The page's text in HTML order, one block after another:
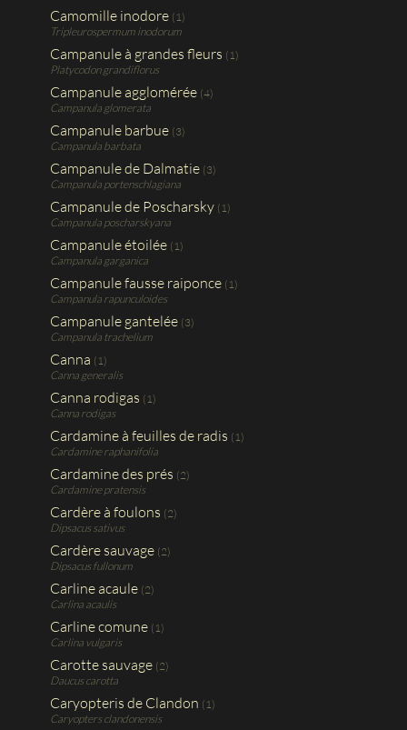
Camomille inodore (1)
Tripleurospermum inodorum
Campanule à grandes fleurs (1)
Platycodon grandiflorus
Campanule agglomérée (4)
Campanula glomerata
Campanule barbue (3)
Campanula barbata
Campanule de Dalmatie (3)
Campanula portenschlagiana
Campanule de Poscharsky (1)
Campanula poscharskyana
Campanule étoilée (1)
Campanula garganica
Campanule fausse raiponce (1)
Campanula rapunculoides
Campanule gantelée (3)
Campanula trachelium
Canna (1)
Canna generalis
Canna rodigas (1)
Canna rodigas
Cardamine à feuilles de radis (1)
Cardamine raphanifolia
Cardamine des prés (2)
Cardamine pratensis
Cardère à foulons (2)
Dipsacus sativus
Cardère sauvage (2)
Dipsacus fullonum
Carline acaule (2)
Carlina acaulis
Carline comune (1)
Carlina vulgaris
Carotte sauvage (2)
Daucus carotta
Caryopteris de Clandon (1)
Caryopters clandonensis